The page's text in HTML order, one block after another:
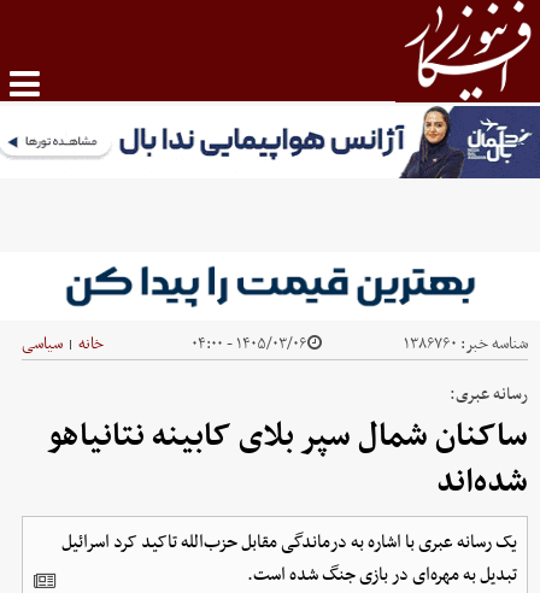
شناسه خبر: ۱۳۸۶۷۶۰ ۱۴۰۵/۰۳/۰۶ - ۰۴:۰۰ خانه | سیاسی
رسانه عبری:
ساکنان شمال سپر بلای کابینه نتانیاهو
شده‌اند
یک رسانه عبری با اشاره به درماندگی مقابل حزب‌الله تاکید کرد اسرائیل
تبدیل به مهره‌ای در بازی جنگ شده است.